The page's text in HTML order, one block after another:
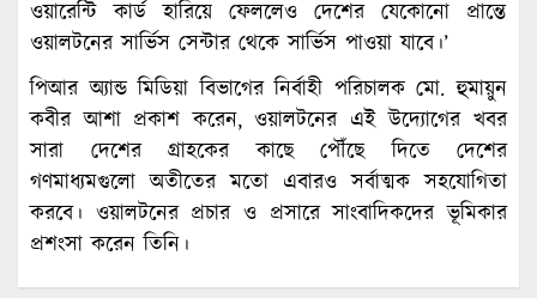
ওয়ারেন্টি কার্ড হারিয়ে ফেললেও দেশের যেকোনো প্রান্তে
ওয়ালটনের সার্ভিস সেন্টার থেকে সার্ভিস পাওয়া যাবে।’
পিআর অ্যান্ড মিডিয়া বিভাগের নির্বাহী পরিচালক মো. হুমায়ুন
কবীর আশা প্রকাশ করেন, ওয়ালটনের এই উদ্যোগের খবর
সারা দেশের গ্রাহকের কাছে পৌঁছে দিতে দেশের
গণমাধ্যমগুলো অতীতের মতো এবারও সর্বাত্মক সহযোগিতা
করবে। ওয়ালটনের প্রচার ও প্রসারে সাংবাদিকদের ভূমিকার
প্রশংসা করেন তিনি।